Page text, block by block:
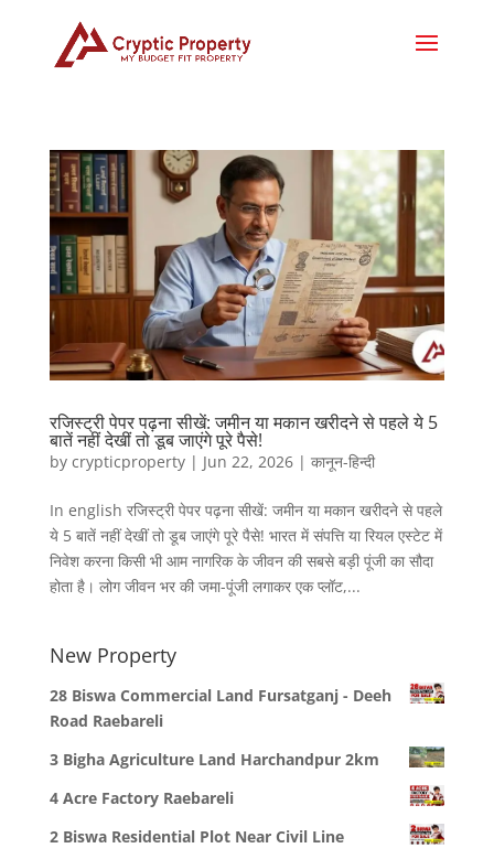
रजिस्ट्री पेपर पढ़ना सीखें: जमीन या मकान खरीदने से पहले ये 5
बातें नहीं देखीं तो डूब जाएंगे पूरे पैसे!
by crypticproperty| Jun 22, 2026| कानून-हिन्दी
In english रजिस्ट्री पेपर पढ़ना सीखें: जमीन या मकान खरीदने से पहले
ये 5 बातें नहीं देखीं तो डूब जाएंगे पूरे पैसे! भारत में संपत्ति या रियल एस्टेट में
निवेश करना किसी भी आम नागरिक के जीवन की सबसे बड़ी पूंजी का सौदा
होता है। लोग जीवन भर की जमा-पूंजी लगाकर एक प्लॉट,...
New Property
28 Biswa Commercial Land Fursatganj - Deeh
Road Raebareli
3 Bigha Agriculture Land Harchandpur 2km
4 Acre Factory Raebareli
2 Biswa Residential Plot Near Civil Line